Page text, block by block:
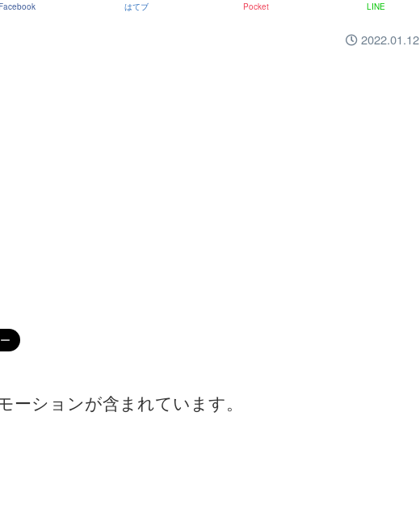
Facebook はてブ Pocket LINE
2022.01.12
ーションが含まれています。